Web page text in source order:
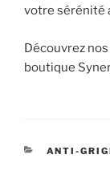
votre sérénité
Découvrez
boutique
ANTI-